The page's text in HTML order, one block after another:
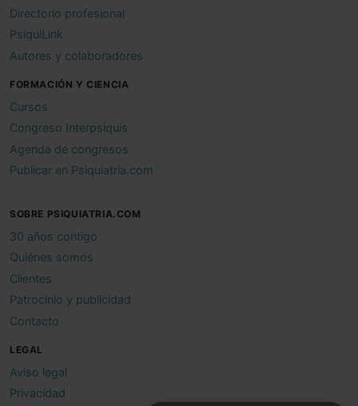
Directorio profesional
PsiquiLink
Autores y colaboradores
FORMACIÓN Y CIENCIA
Cursos
Congreso Interpsiquis
Agenda de congresos
Publicar en Psiquiatria.com
SOBRE PSIQUIATRIA.COM
30 años contigo
Quiénes somos
Clientes
Patrocinio y publicidad
Contacto
LEGAL
Aviso legal
Privacidad